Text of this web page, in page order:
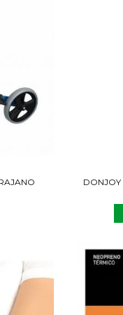
DONJOY